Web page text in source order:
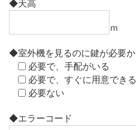
◆天高
ｍ
◆室外機を見るのに鍵が必要か
必要で、手配がいる
必要で、すぐに用意できる
必要ない
◆エラーコード